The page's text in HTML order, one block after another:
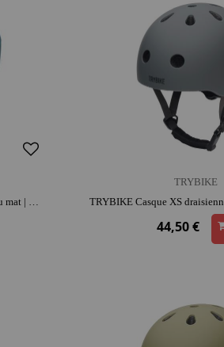
TRYBIKE Casque S/M draisienne - Bleu mat | dès 3 ans | look rétro | adapté aux petites têtes | apprentissage de l'équilibre
TRYBIKE
44,50 €